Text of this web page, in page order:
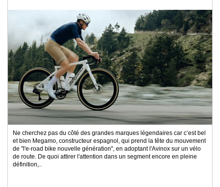
Ne cherchez pas du côté des grandes marques légendaires car c’est bel
et bien Megamo, constructeur espagnol, qui prend la tête du mouvement
de "l'e-road bike nouvelle génération", en adoptant l'Avinox sur un vélo
de route. De quoi attirer l'attention dans un segment encore en pleine
définition,..